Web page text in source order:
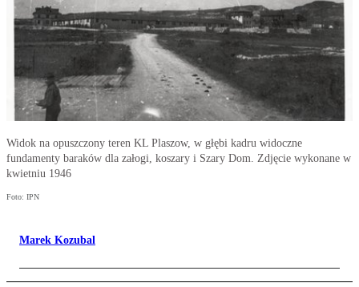
Widok na opuszczony teren KL Plaszow, w głębi kadru widoczne
fundamenty baraków dla załogi, koszary i Szary Dom. Zdjęcie wykonane w
kwietniu 1946
Foto: IPN
Marek Kozubal